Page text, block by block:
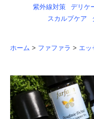
紫外線対策
デリケ
スカルプケア
ホーム > ファファラ > エッ